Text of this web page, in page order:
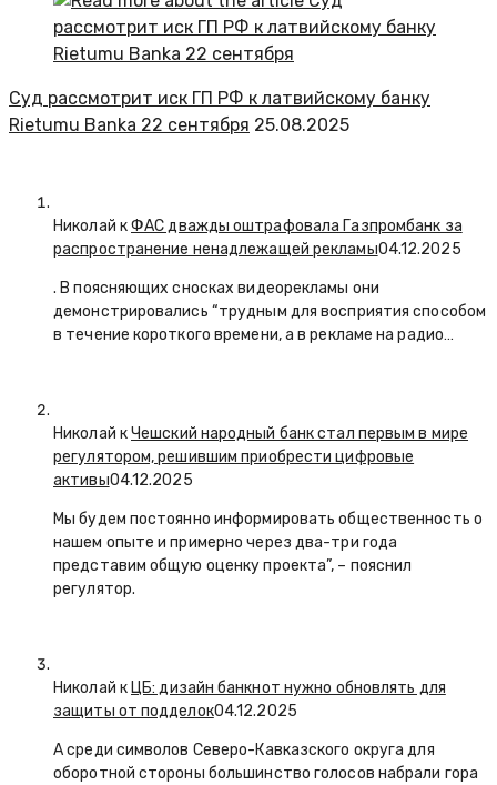
Суд рассмотрит иск ГП РФ к латвийскому банку
Rietumu Banka 22 сентября 25.08.2025
Николай кФАС дважды оштрафовала Газпромбанк за
распространение ненадлежащей рекламы04.12.2025
. В поясняющих сносках видеорекламы они
демонстрировались “трудным для восприятия способом
в течение короткого времени, а в рекламе на радио…
Николай кЧешский народный банк стал первым в мире
регулятором, решившим приобрести цифровые
активы04.12.2025
Мы будем постоянно информировать общественность о
нашем опыте и примерно через два-три года
представим общую оценку проекта”, – пояснил
регулятор.
Николай к ЦБ: дизайн банкнот нужно обновлять для
защиты от подделок04.12.2025
А среди символов Северо-Кавказского округа для
оборотной стороны большинство голосов набрали гора